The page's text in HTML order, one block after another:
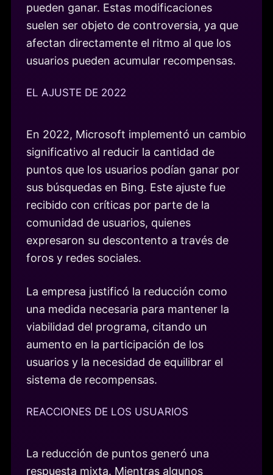
pueden ganar. Estas modificaciones
suelen ser objeto de controversia, ya que
afectan directamente el ritmo al que los
usuarios pueden acumular recompensas.
EL AJUSTE DE 2022
En 2022, Microsoft implementó un cambio
significativo al reducir la cantidad de
puntos que los usuarios podían ganar por
sus búsquedas en Bing. Este ajuste fue
recibido con críticas por parte de la
comunidad de usuarios, quienes
expresaron su descontento a través de
foros y redes sociales.
La empresa justificó la reducción como
una medida necesaria para mantener la
viabilidad del programa, citando un
aumento en la participación de los
usuarios y la necesidad de equilibrar el
sistema de recompensas.
REACCIONES DE LOS USUARIOS
La reducción de puntos generó una
respuesta mixta. Mientras algunos